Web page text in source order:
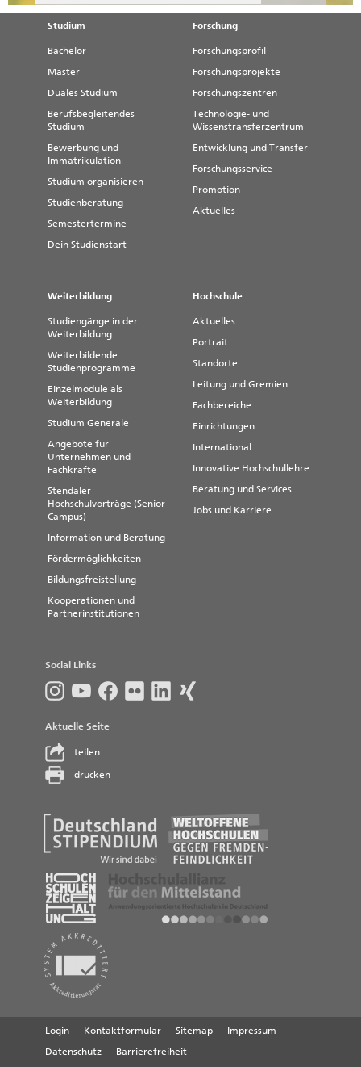
Studium
Bachelor
Master
Duales Studium
Berufsbegleitendes
Studium
Bewerbung und
Immatrikulation
Studium organisieren
Studienberatung
Semestertermine
Dein Studienstart
Forschung
Forschungsprofil
Forschungsprojekte
Forschungszentren
Technologie- und
Wissenstransferzentrum
Entwicklung und Transfer
Forschungsservice
Promotion
Aktuelles
Weiterbildung
Studiengänge in der
Weiterbildung
Weiterbildende
Studienprogramme
Einzelmodule als
Weiterbildung
Studium Generale
Angebote für
Unternehmen und
Fachkräfte
Stendaler
Hochschulvorträge (Senior-
Campus)
Information und Beratung
Fördermöglichkeiten
Bildungsfreistellung
Kooperationen und
Partnerinstitutionen
Hochschule
Aktuelles
Portrait
Standorte
Leitung und Gremien
Fachbereiche
Einrichtungen
International
Innovative Hochschullehre
Beratung und Services
Jobs und Karriere
Social Links
Aktuelle Seite
teilen
drucken
Login Kontaktformular Sitemap
Impressum
Datenschutz
Barrierefreiheit